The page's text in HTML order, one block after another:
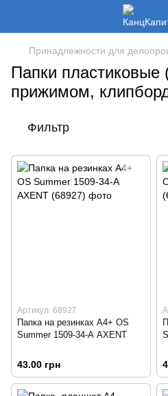
Принадлежности для
Папки пластиковые
прижимом,
Фильтр
Артикул: 68927
Папка на резинках А4+ OS
Summer 1509-34-А AXENT
43.00 грн